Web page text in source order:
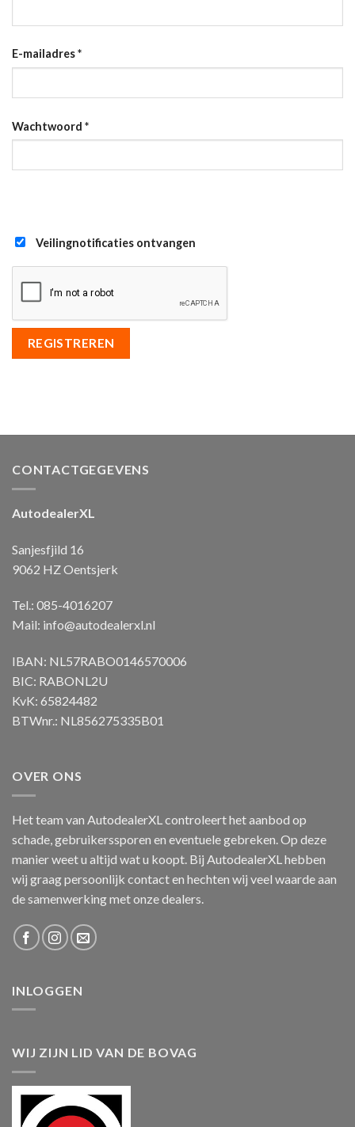
E-mailadres*
Wachtwoord *
Veilingnotificaties ontvangen
REGISTREREN
CONTACTGEGEVENS
AutodealerXL
Sanjesfjild 16
9062 HZ Oentsjerk
Tel.: 085-4016207
Mail: info@autodealerxl.nl
IBAN: NL57RABO0146570006
BIC: RABONL2U
KvK: 65824482
BTWnr.: NL856275335B01
OVER ONS
Het team van AutodealerXL controleert het aanbod op
schade, gebruikerssporen en eventuele gebreken. Op deze
manier weet u altijd wat u koopt. Bij AutodealerXL hebben
wij graag persoonlijk contact en hechten wij veel waarde aan
de samenwerking met onze dealers.
INLOGGEN
WIJ ZIJN LID VAN DE BOVAG